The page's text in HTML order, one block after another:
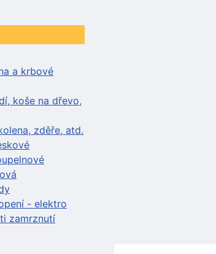
a krbové
koše na dřevo,
zděře, atd.
- elektro
zamrznutí